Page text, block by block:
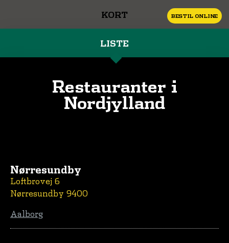
KORT
LISTE
Restauranter i
Nordjylland
Nørresundby
Loftbrovej 6
Nørresundby 9400
Aalborg
BESTIL ONLINE